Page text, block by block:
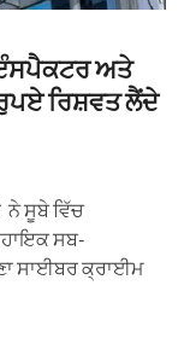
ਅਤੇ
ਰਿਸ਼ਵਤ ਲੈਂਦੇ
ਨੇ ਸੂਬੇ ਵਿੱਚ
ਸਬ-
ਸਾਈਬਰ ਕ੍ਰਾਈਮ